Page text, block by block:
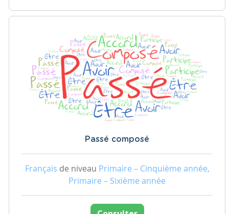
Passé composé
Français de niveau Primaire – Cinquième année,
Primaire – Sixième année